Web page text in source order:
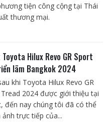
tiện công cộng tại Thái
thương mại.
Hilux Revo GR Sport
lãm Bangkok 2024
khi Toyota Hilux Revo GR
2024 được giới thiệu tại
đến nay chúng tôi đã có thể
trực tiếp của...